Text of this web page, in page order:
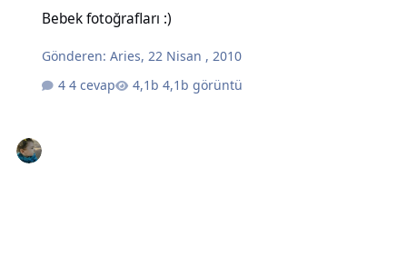
Bebek fotoğrafları :)
Gönderen:Aries,22 Nisan , 2010
4 cevap
4,1b görüntü